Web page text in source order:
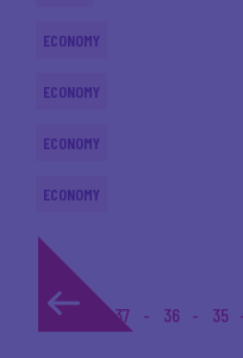
ECONOMY
ECONOMY
ECONOMY
ECONOMY
1... 37 36 35